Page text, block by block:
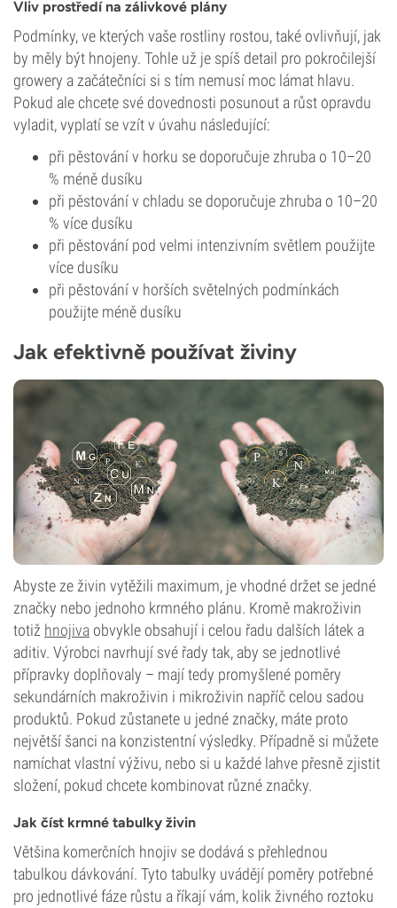
Vliv prostředí na zálivkové plány
Podmínky, ve kterých vaše rostliny rostou, také ovlivňují, jak
by měly být hnojeny. Tohle už je spíš detail pro pokročilejší
growery a začátečníci si s tím nemusí moc lámat hlavu.
Pokud ale chcete své dovednosti posunout a růst opravdu
vyladit, vyplatí se vzít v úvahu následující:
při pěstování v horku se doporučuje zhruba o 10–20
% méně dusíku
při pěstování v chladu se doporučuje zhruba o 10–20
% více dusíku
při pěstování pod velmi intenzivním světlem použijte
více dusíku
při pěstování v horších světelných podmínkách
použijte méně dusíku
Jak efektivně používat živiny
Abyste ze živin vytěžili maximum, je vhodné držet se jedné
značky nebo jednoho krmného plánu. Kromě makroživin
totiž hnojiva obvykle obsahují i celou řadu dalších látek a
aditiv. Výrobci navrhují své řady tak, aby se jednotlivé
přípravky doplňovaly – mají tedy promyšlené poměry
sekundárních makroživin i mikroživin napříč celou sadou
produktů. Pokud zůstanete u jedné značky, máte proto
největší šanci na konzistentní výsledky. Případně si můžete
namíchat vlastní výživu, nebo si u každé lahve přesně zjistit
složení, pokud chcete kombinovat různé značky.
Jak číst krmné tabulky živin
Většina komerčních hnojiv se dodává s přehlednou
tabulkou dávkování. Tyto tabulky uvádějí poměry potřebné
pro jednotlivé fáze růstu a říkají vám, kolik živného roztoku